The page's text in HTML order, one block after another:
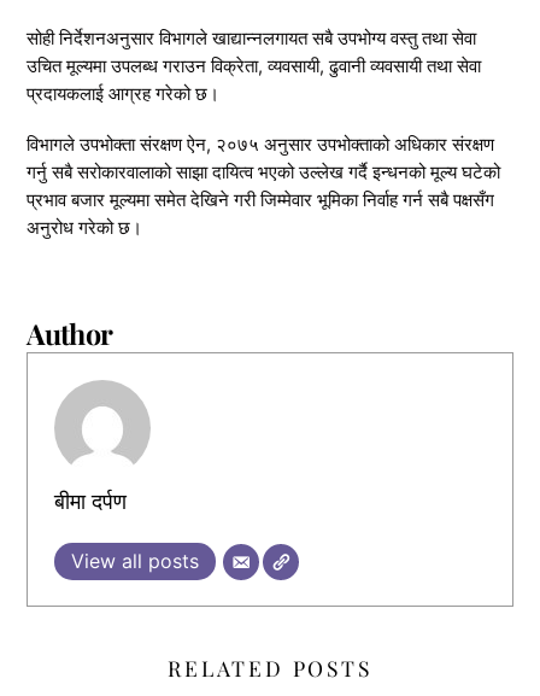
सोही निर्देशनअनुसार विभागले खाद्यान्नलगायत सबै उपभोग्य वस्तु तथा सेवा
उचित मूल्यमा उपलब्ध गराउन विक्रेता, व्यवसायी, ढुवानी व्यवसायी तथा सेवा
प्रदायकलाई आग्रह गरेको छ।
विभागले उपभोक्ता संरक्षण ऐन, २०७५ अनुसार उपभोक्ताको अधिकार संरक्षण
गर्नु सबै सरोकारवालाको साझा दायित्व भएको उल्लेख गर्दै इन्धनको मूल्य घटेको
प्रभाव बजार मूल्यमा समेत देखिने गरी जिम्मेवार भूमिका निर्वाह गर्न सबै पक्षसँग
अनुरोध गरेको छ।
Author
बीमा दर्पण
View all posts
RELATED POSTS